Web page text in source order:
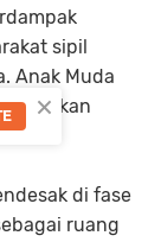
sipil
Anak Muda
di fase
ruang
×